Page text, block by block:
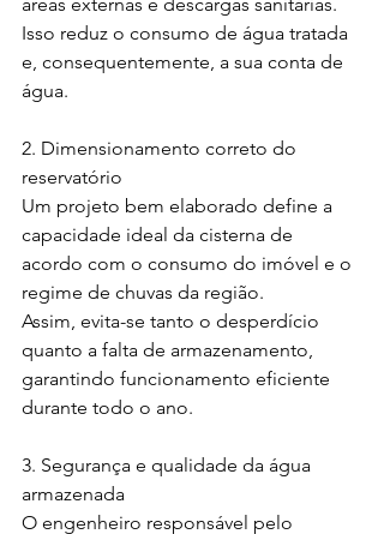
Isso reduz o consumo de água tratada
e, consequentemente, a sua conta de
água.
2. Dimensionamento correto do
reservatório
Um projeto bem elaborado define a
capacidade ideal da cisterna de
acordo com o consumo do imóvel e o
regime de chuvas da região.
Assim, evita-se tanto o desperdício
quanto a falta de armazenamento,
garantindo funcionamento eficiente
durante todo o ano.
3. Segurança e qualidade da água
armazenada
O engenheiro responsável pelo